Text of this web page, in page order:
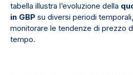
tabella illustra l’evoluzione della
in GBP su diversi periodi
monitorare le tendenze di prezzo
tempo.